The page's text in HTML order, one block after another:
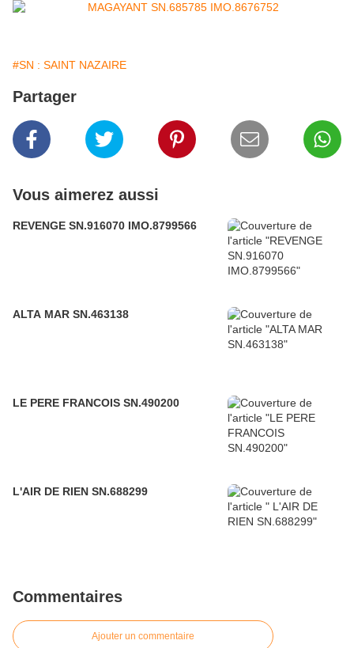
#SN : SAINT NAZAIRE
Partager
Vous aimerez aussi
REVENGE SN.916070 IMO.8799566
ALTA MAR SN.463138
LE PERE FRANCOIS SN.490200
L'AIR DE RIEN SN.688299
Commentaires
Ajouter un commentaire